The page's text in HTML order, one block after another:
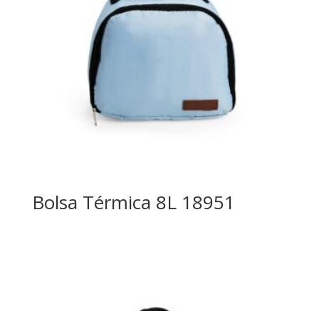
Bolsa Térmica 8L 18951